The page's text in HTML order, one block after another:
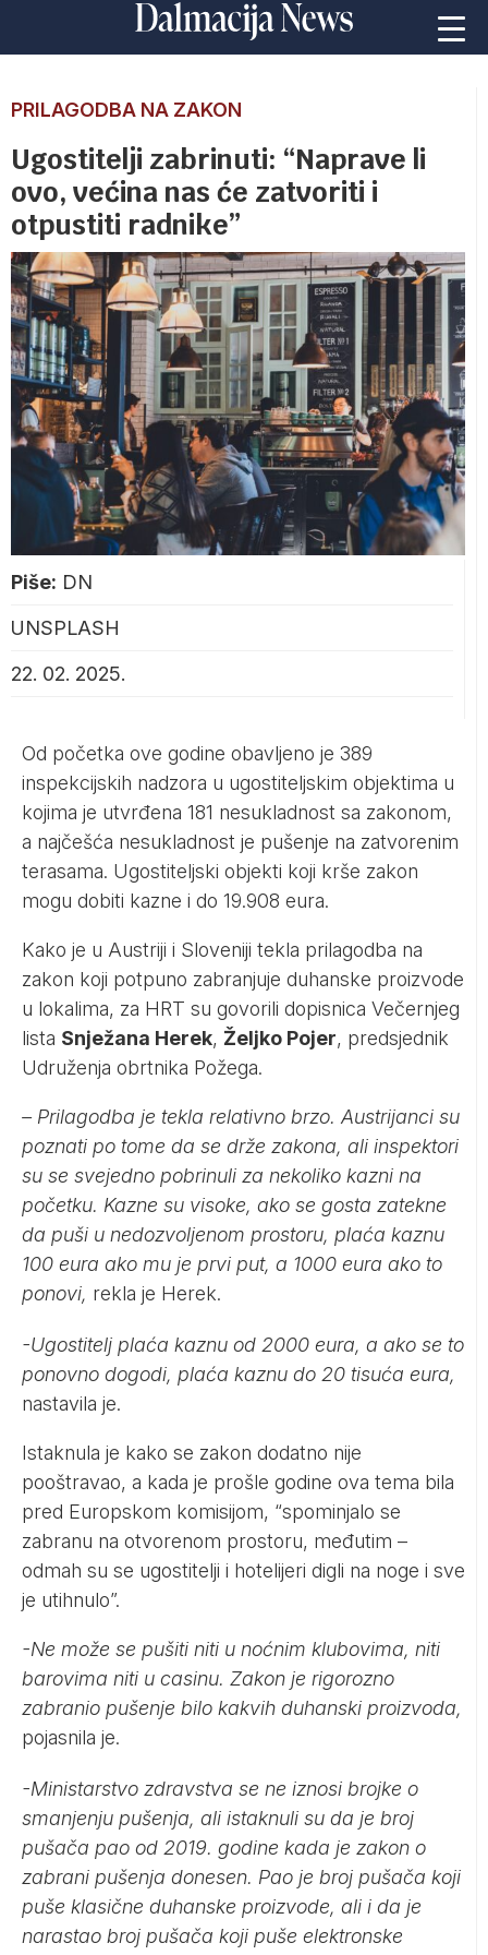
PRILAGODBA NA ZAKON
Ugostitelji zabrinuti: “Naprave li
ovo, većina nas će zatvoriti i
otpustiti radnike”
Piše: DN
UNSPLASH
22. 02. 2025.
Od početka ove godine obavljeno je 389
inspekcijskih nadzora u ugostiteljskim objektima u
kojima je utvrđena 181 nesukladnost sa zakonom,
a najčešća nesukladnost je pušenje na zatvorenim
terasama. Ugostiteljski objekti koji krše zakon
mogu dobiti kazne i do 19.908 eura.
Kako je u Austriji i Sloveniji tekla prilagodba na
zakon koji potpuno zabranjuje duhanske proizvode
u lokalima, za HRT su govorili dopisnica Večernjeg
lista Snježana Herek, Željko Pojer, predsjednik
Udruženja obrtnika Požega.
– Prilagodba je tekla relativno brzo. Austrijanci su
poznati po tome da se drže zakona, ali inspektori
su se svejedno pobrinuli za nekoliko kazni na
početku. Kazne su visoke, ako se gosta zatekne
da puši u nedozvoljenom prostoru, plaća kaznu
100 eura ako mu je prvi put, a 1000 eura ako to
ponovi, rekla je Herek.
-Ugostitelj plaća kaznu od 2000 eura, a ako se to
ponovno dogodi, plaća kaznu do 20 tisuća eura,
nastavila je.
Istaknula je kako se zakon dodatno nije
pooštravao, a kada je prošle godine ova tema bila
pred Europskom komisijom, “spominjalo se
zabranu na otvorenom prostoru, međutim –
odmah su se ugostitelji i hotelijeri digli na noge i sve
je utihnulo”.
-Ne može se pušiti niti u noćnim klubovima, niti
barovima niti u casinu. Zakon je rigorozno
zabranio pušenje bilo kakvih duhanski proizvoda,
pojasnila je.
-Ministarstvo zdravstva se ne iznosi brojke o
smanjenju pušenja, ali istaknuli su da je broj
pušača pao od 2019. godine kada je zakon o
zabrani pušenja donesen. Pao je broj pušača koji
puše klasične duhanske proizvode, ali i da je
narastao broj pušača koji puše elektronske